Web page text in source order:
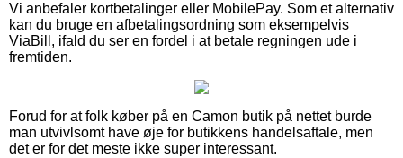
Vi anbefaler kortbetalinger eller MobilePay. Som et alternativ
kan du bruge en afbetalingsordning som eksempelvis
ViaBill, ifald du ser en fordel i at betale regningen ude i
fremtiden.
Forud for at folk køber på en Camon butik på nettet burde
man utvivlsomt have øje for butikkens handelsaftale, men
det er for det meste ikke super interessant.